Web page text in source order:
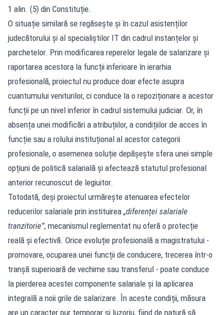
1 alin. (5) din Constituție.
O situație similară se regăsește și în cazul asistenților
judecătorului și al specialiștilor IT din cadrul instanțelor și
parchetelor. Prin modificarea reperelor legale de salarizare și
raportarea acestora la funcții inferioare în ierarhia
profesională, proiectul nu produce doar efecte asupra
cuantumului veniturilor, ci conduce la o repoziționare a acestor
funcții pe un nivel inferior în cadrul sistemului judiciar. Or, în
absența unei modificări a atribuțiilor, a condițiilor de acces în
funcție sau a rolului instituțional al acestor categorii
profesionale, o asemenea soluție depășește sfera unei simple
opțiuni de politică salarială și afectează statutul profesional
anterior recunoscut de legiuitor.
Totodată, deși proiectul urmărește atenuarea efectelor
reducerilor salariale prin instituirea „diferenței salariale
tranzitorie”, mecanismul reglementat nu oferă o protecție
reală și efectivă. Orice evoluție profesională a magistratului -
promovare, ocuparea unei funcții de conducere, trecerea într-o
tranșă superioară de vechime sau transferul - poate conduce
la pierderea acestei componente salariale și la aplicarea
integrală a noii grile de salarizare. În aceste condiții, măsura
are un caracter pur temporar și luzoriu, fiind de natură să